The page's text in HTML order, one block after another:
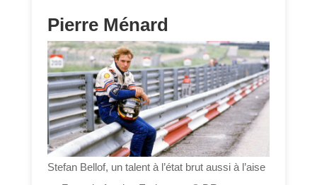
Pierre Ménard
Stefan Bellof, un talent à l’état brut aussi à l’aise